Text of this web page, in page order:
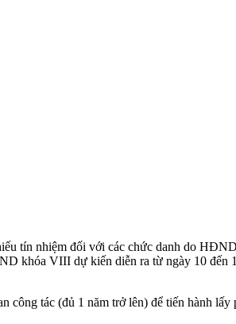
tín nhiệm đối với các chức danh do
VIII dự kiến diễn ra từ ngày 10 đến
tác (đủ 1 năm trở lên) để tiến hành